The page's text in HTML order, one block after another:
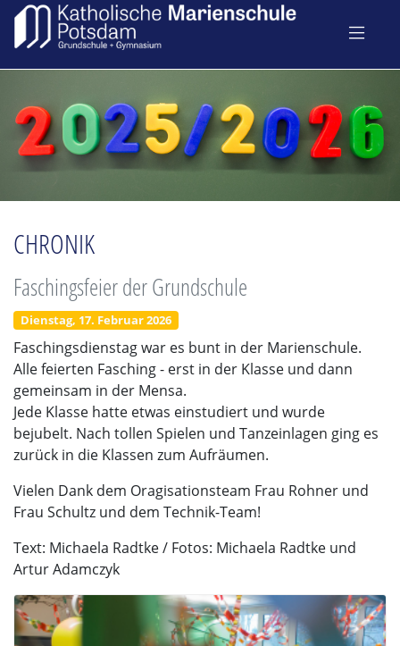
CHRONIK
Faschingsfeier der Grundschule
Dienstag, 17. Februar 2026
Faschingsdienstag war es bunt in der Marienschule.
Alle feierten Fasching - erst in der Klasse und dann
gemeinsam in der Mensa.
Jede Klasse hatte etwas einstudiert und wurde
bejubelt. Nach tollen Spielen und Tanzeinlagen ging es
zurück in die Klassen zum Aufräumen.
Vielen Dank dem Oragisationsteam Frau Rohner und
Frau Schultz und dem Technik-Team!
Text: Michaela Radtke / Fotos: Michaela Radtke und
Artur Adamczyk